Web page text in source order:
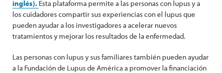
inglés). Esta plataforma permite a las personas con lupus y a
los cuidadores compartir sus experiencias con el lupus que
pueden ayudar a los investigadores a acelerar nuevos
tratamientos y mejorar los resultados de la enfermedad.
Las personas con lupus y sus familiares también pueden ayudar
a la Fundación de Lupus de América a promover la financiación